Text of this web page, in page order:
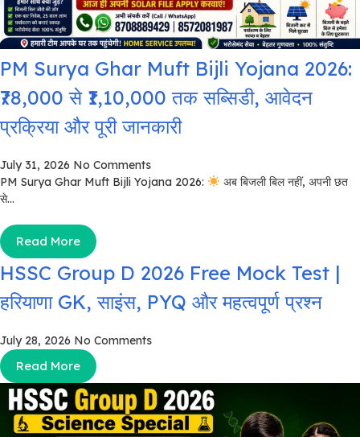
PM Surya Ghar Muft Bijli Yojana 2026:
₹78,000 से ₹1,10,000 तक सब्सिडी, आवेदन
प्रक्रिया और पूरी जानकारी
July 31, 2026 No Comments
PM Surya Ghar Muft Bijli Yojana 2026:
अब बिजली बिल नहीं, अपनी छत
से...
Read More
HSSC Group D 2026 Free Mock Test |
हरियाणा GK, साइंस, PYQ और महत्वपूर्ण प्रश्न
July 28, 2026 No Comments
Read More